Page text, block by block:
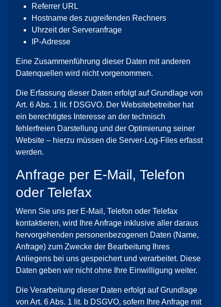
Referrer URL
Hostname des zugreifenden Rechners
Uhrzeit der Serveranfrage
IP-Adresse
Eine Zusammenführung dieser Daten mit anderen
Datenquellen wird nicht vorgenommen.
Die Erfassung dieser Daten erfolgt auf Grundlage von
Art. 6 Abs. 1 lit. f DSGVO. Der Websitebetreiber hat
ein berechtigtes Interesse an der technisch
fehlerfreien Darstellung und der Optimierung seiner
Website – hierzu müssen die Server-Log-Files erfasst
werden.
Anfrage per E-Mail, Telefon
oder Telefax
Wenn Sie uns per E-Mail, Telefon oder Telefax
kontaktieren, wird Ihre Anfrage inklusive aller daraus
hervorgehenden personenbezogenen Daten (Name,
Anfrage) zum Zwecke der Bearbeitung Ihres
Anliegens bei uns gespeichert und verarbeitet. Diese
Daten geben wir nicht ohne Ihre Einwilligung weiter.
Die Verarbeitung dieser Daten erfolgt auf Grundlage
von Art. 6 Abs. 1 lit. b DSGVO, sofern Ihre Anfrage mit